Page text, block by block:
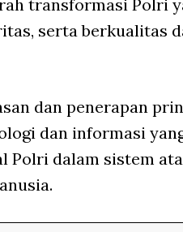
transformasi Polri
serta berkualitas
dan penerapan
dan informasi
Polri dalam sistem